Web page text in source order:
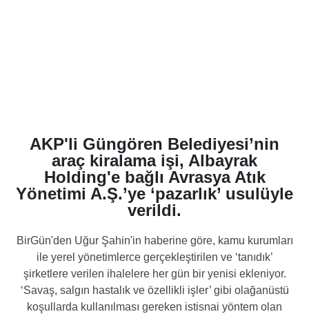
AKP'li Güngören Belediyesi’nin
araç kiralama işi, Albayrak
Holding'e bağlı Avrasya Atık
Yönetimi A.Ş.’ye ‘pazarlık’ usulüyle
verildi.
BirGün'den Uğur Şahin'in haberine göre, kamu kurumları
ile yerel yönetimlerce gerçekleştirilen ve ‘tanıdık’
şirketlere verilen ihalelere her gün bir yenisi ekleniyor.
‘Savaş, salgın hastalık ve özellikli işler’ gibi olağanüstü
koşullarda kullanılması gereken istisnai yöntem olan